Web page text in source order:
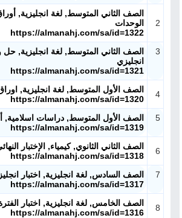
2
الصف الثاني المتوسط, لغة انجليزية,
الوحدات
https://almanahj.com/sa/id=1322
3
انجليزي
https://almanahj.com/sa/id=1321
4
الصف الأول المتوسط, لغة انجليزية,
https://almanahj.com/sa/id=1320
5
الصف الأول المتوسط, دراسات
https://almanahj.com/sa/id=1319
6
الصف الثاني الثانوي, كيمياء, الإختبار
https://almanahj.com/sa/id=1318
7
الصف السادس, لغة انجليزية, اختبار
https://almanahj.com/sa/id=1317
8
الصف الخامس, لغة انجليزية, اختبار
https://almanahj.com/sa/id=1316